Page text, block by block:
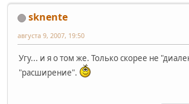
sknente
августа 9, 2007, 19:50
Угу... и я о том же. Только скорее не
"расширение".